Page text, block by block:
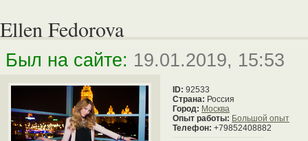
Ellen Fedorova
Был на сайте: 19.01.2019, 15:53
ID: 92533
Страна: Россия
Город: Москва
Опыт работы: Большой опыт
Телефон: +79852408882